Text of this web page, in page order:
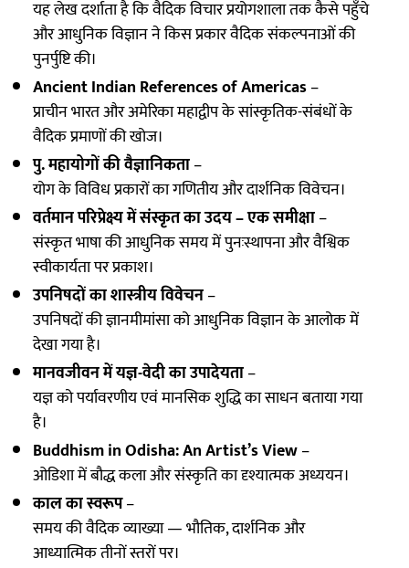
यह लेख दर्शाता है कि वैदिक विचार प्रयोगशाला तक कैसे पहुँचे
और आधुनिक विज्ञान ने किस प्रकार वैदिक संकल्पनाओं की
पुनर्पुष्टि की।
Ancient Indian References of Americas–
प्राचीन भारत और अमेरिका महाद्वीप के सांस्कृतिक-संबंधों के
वैदिक प्रमाणों की खोज।
पु. महायोगों की वैज्ञानिकता–
योग के विविध प्रकारों का गणितीय और दार्शनिक विवेचन।
वर्तमान परिप्रेक्ष्य में संस्कृत का उदय – एक समीक्षा–
संस्कृत भाषा की आधुनिक समय में पुनःस्थापना और वैश्विक
स्वीकार्यता पर प्रकाश।
उपनिषदों का शास्त्रीय विवेचन–
उपनिषदों की ज्ञानमीमांसा को आधुनिक विज्ञान के आलोक में
देखा गया है।
मानवजीवन में यज्ञ-वेदी का उपादेयता–
यज्ञ को पर्यावरणीय एवं मानसिक शुद्धि का साधन बताया गया
है।
Buddhism in Odisha: An Artist’s View–
ओडिशा में बौद्ध कला और संस्कृति का दृश्यात्मक अध्ययन।
काल का स्वरूप–
समय की वैदिक व्याख्या — भौतिक, दार्शनिक और
आध्यात्मिक तीनों स्तरों पर।